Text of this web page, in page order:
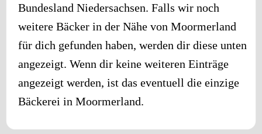
Bundesland Niedersachsen. Falls wir noch
weitere Bäcker in der Nähe von Moormerland
für dich gefunden haben, werden dir diese unten
angezeigt. Wenn dir keine weiteren Einträge
angezeigt werden, ist das eventuell die einzige
Bäckerei in Moormerland.